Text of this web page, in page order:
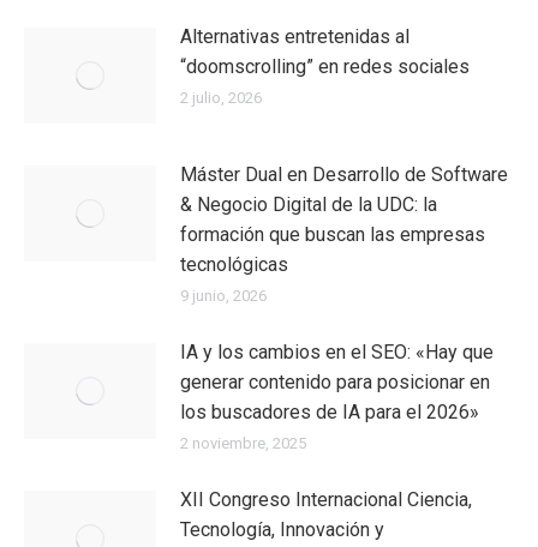
Alternativas entretenidas al
“doomscrolling” en redes sociales
2 julio, 2026
Máster Dual en Desarrollo de Software
& Negocio Digital de la UDC: la
formación que buscan las empresas
tecnológicas
9 junio, 2026
IA y los cambios en el SEO: «Hay que
generar contenido para posicionar en
los buscadores de IA para el 2026»
2 noviembre, 2025
XII Congreso Internacional Ciencia,
Tecnología, Innovación y